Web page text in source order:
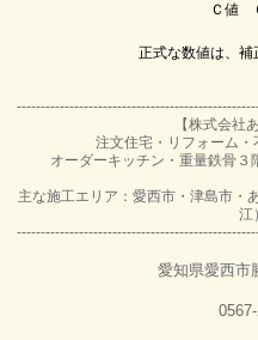
Ｃ値
正式な数値は、補
【株式会社
注文住宅・リフォーム
オーダーキッチン・重量鉄骨３
主な施工エリア：愛西市・津島市・
江
愛知県愛西市